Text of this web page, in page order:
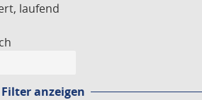
laufend
Filter anzeigen